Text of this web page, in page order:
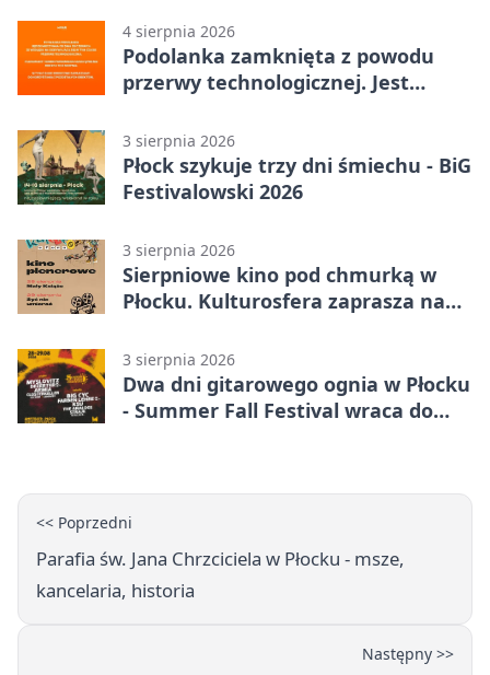
4 sierpnia 2026
Podolanka zamknięta z powodu
przerwy technologicznej. Jest
3 sierpnia 2026
Płock szykuje trzy dni śmiechu - BiG
Festivalowski 2026
3 sierpnia 2026
Sierpniowe kino pod chmurką w
Płocku. Kulturosfera zaprasza na
3 sierpnia 2026
Dwa dni gitarowego ognia w Płocku
- Summer Fall Festival wraca do
<< Poprzedni
Parafia św. Jana Chrzciciela w Płocku - msze,
kancelaria, historia
Następny >>